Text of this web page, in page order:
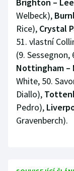
Brighton –
Welbeck),
Rice), Crystal
51. vlastní
(9.
Nottingham –
White, 50.
Diallo),
Pedro),
Gravenberch).